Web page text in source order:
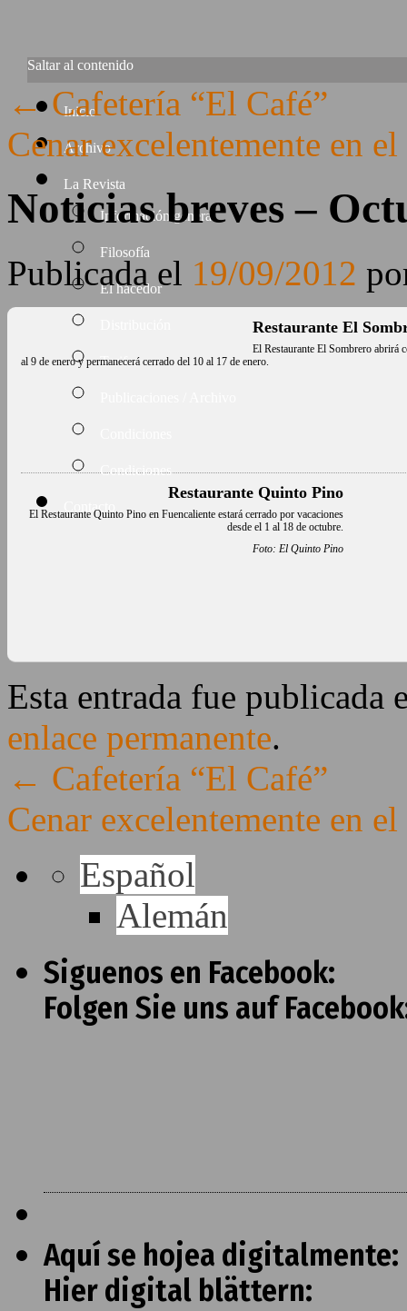
Saltar al contenido
Inicio
Archivo
La Revista
Información general
Filosofía
El hacedor
Tarifas
Condiciones
Contacto
←Cafetería “El Café”
Cenar excelentemente en
Noticias breves –
Publicada el 19/09/2012
Restaurante El
El Restaurante El Sombrero abrirá
al 9 de enero y permanecerá cerrado del 10 al 17 de enero.
Restaurante Quinto Pino
El Restaurante Quinto Pino en Fuencaliente estará cerrado por vacaciones
desde el 1 al 18 de octubre.
Foto: El Quinto Pino
Esta entrada fue publicada
enlace permanente.
← Cafetería “El Café”
Cenar excelentemente en
Español
Alemán
Siguenos en Facebook:
Folgen Sie uns auf
Aquí se hojea digitalmente:
Hier digital blättern: